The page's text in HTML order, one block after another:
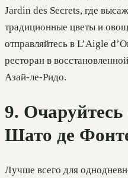
Jardin des Secrets, где
традиционные цветы и
отправляйтесь в L’Aigle
ресторан в
Азай-ле-Ридо.
9.
Шато де
Лучше всего для